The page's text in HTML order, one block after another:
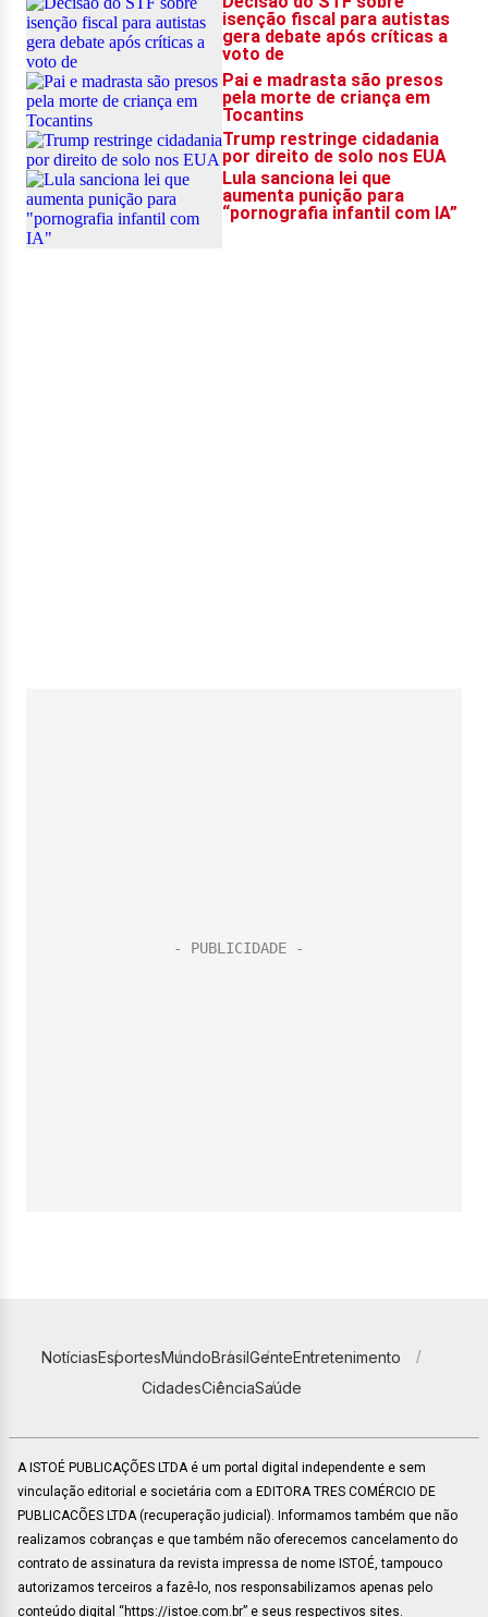
NotíciasEsportesMundoBrasilGenteEntretenimento
CidadesCiênciaSaúde
A ISTOÉ PUBLICAÇÕES LTDA é um portal digital independente e sem
vinculação editorial e societária com a EDITORA TRES COMÉRCIO DE
PUBLICACÕES LTDA (recuperação judicial). Informamos também que não
realizamos cobranças e que também não oferecemos cancelamento do
contrato de assinatura da revista impressa de nome ISTOÉ, tampouco
autorizamos terceiros a fazê-lo, nos responsabilizamos apenas pelo
conteúdo digital “https://istoe.com.br” e seus respectivos sites.